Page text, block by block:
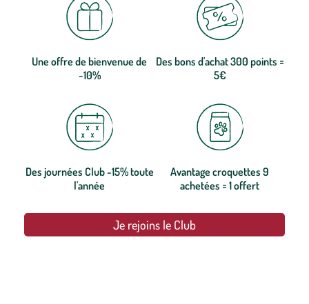
Une offre de bienvenue de
-10%
Des bons d'achat 300 points =
5€
Des journées Club -15% toute
l'année
Avantage croquettes 9
achetées = 1 offert
Je rejoins le Club